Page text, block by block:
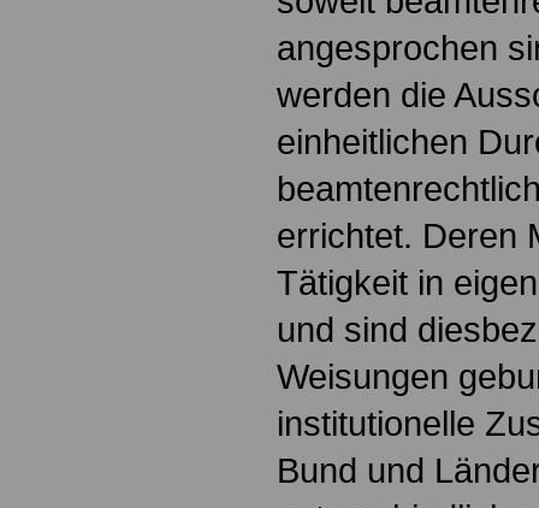
angesprochen
werden die
einheitlichen
errichtet. Deren
Tätigkeit in
und sind
Weisungen
institutionelle
Bund und